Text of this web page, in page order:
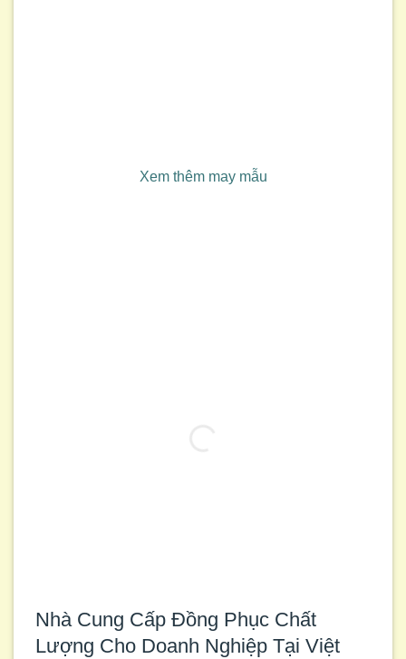
Xem thêm may mẫu
Nhà Cung Cấp Đồng Phục Chất
Lượng Cho Doanh Nghiệp Tại Việt